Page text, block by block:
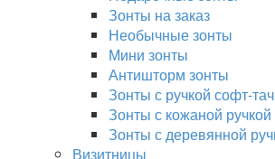
Зонты на заказ
Необычные зонты
Мини зонты
Антишторм зонты
Зонты с ручкой софт-тач
Зонты с кожаной ручкой
Зонты с деревянной
Визитницы